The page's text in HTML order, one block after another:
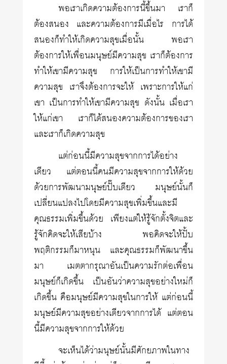
พอเราเกิดความต้องการนี้ขึ้นมา เราก็
ต้องสนอง และความต้องการมีเมื่อไร การได้
สนองก็ทำให้เกิดความสุขเมื่อนั้น พอเรา
ต้องการให้เพื่อนมนุษย์มีความสุข เราก็ต้องการ
ทำให้เขามีความสุข การให้เป็นการทำให้เขามี
ความสุข เราจึงต้องการจะให้ เพราะการให้แก่
เขา เป็นการทำให้เขามีความสุข ดังนั้น เมื่อเรา
ให้แก่เขา เราก็ได้สนองความต้องการของเรา
และเราก็เกิดความสุข
แต่ก่อนนี้มีความสุขจากการได้อย่าง
เดียว แต่ตอนนี้คนมีความสุขจากการให้ด้วย
ด้วยการพัฒนามนุษย์ปั๊บเดียว มนุษย์นั้นก็
เปลี่ยนแปลงไปโดยมีความสุขเพิ่มขึ้นและมี
คุณธรรมเพิ่มขึ้นด้วย เพียงแต่ให้รู้จักตั้งจิตและ
รู้จักคิดจะให้เสียบ้าง พอคิดจะให้ปั้บ
พฤติกรรมก็มาหนุน และคุณธรรมก็พัฒนาขึ้น
มา เมตตากรุณาอันเป็นความรักต่อเพื่อน
มนุษย์ก็เกิดขึ้น เป็นอันว่าความสุขอย่างใหม่ก็
เกิดขึ้น คือมนุษย์มีความสุขในการให้ แต่ก่อนนี้
มนุษย์มีความสุขอย่างเดียวจากการได้ แต่ตอน
นี้มีความสุขจากการให้ด้วย
จะเห็นได้ว่ามนุษย์นั้นมีศักยภาพในทาง